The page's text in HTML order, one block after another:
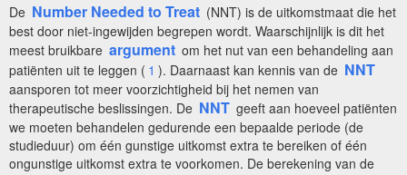
De Number Needed to Treat (NNT) is de uitkomstmaat die het
best door niet-ingewijden begrepen wordt. Waarschijnlijk is dit het
meest bruikbare argument om het nut van een behandeling aan
patiënten uit te leggen ( 1 ). Daarnaast kan kennis van de NNT
aansporen tot meer voorzichtigheid bij het nemen van
therapeutische beslissingen. De NNT geeft aan hoeveel patiënten
we moeten behandelen gedurende een bepaalde periode (de
studieduur) om één gunstige uitkomst extra te bereiken of één
ongunstige uitkomst extra te voorkomen. De berekening van de